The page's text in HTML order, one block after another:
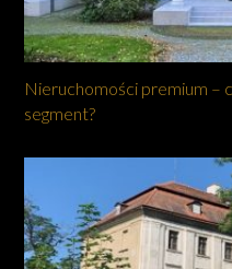
Nieruchomości premium –
segment?